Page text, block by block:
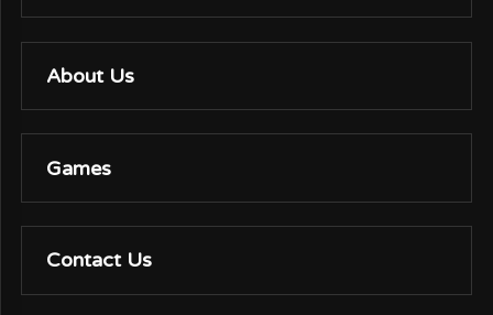
About Us
Games
Contact Us